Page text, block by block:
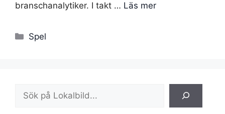
branschanalytiker. I takt … Läs mer
Kategorier
Spel